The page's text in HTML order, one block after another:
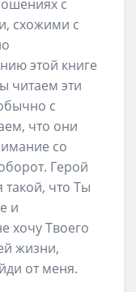
с
схожими с
этой книге
читаем эти
с
что они
со
Герой
такой, что Ты
и
хочу Твоего
жизни,
от меня.